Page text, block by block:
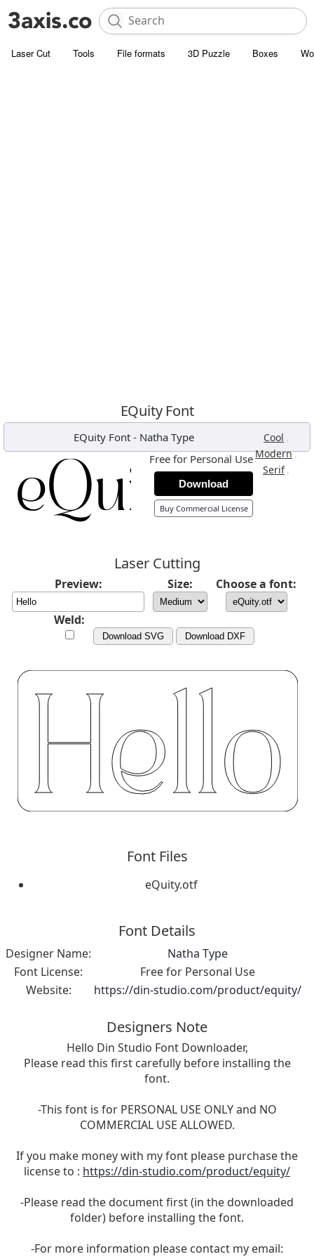
Laser Cut Tools File formats 3D Puzzle Boxes
EQuity Font
EQuity Font - Natha Type Cool ,
Modern,
Serif ,
Free for Personal Use
Download
Buy Commercial License
Laser Cutting
Preview: Size: Choose a font:
Weld:
Download SVG Download DXF
Font Files
eQuity.otf
Font Details
Designer Name:
Natha Type
Font License:
Free for Personal Use
Website:
https://din-studio.com/product/equity/
Designers Note
Hello Din Studio Font Downloader,
Please read this first carefully before installing the
font.
-This font is for PERSONAL USE ONLY and NO
COMMERCIAL USE ALLOWED.
If you make money with my font please purchase the
license to : https://din-studio.com/product/equity/
-Please read the document first (in the downloaded
folder) before installing the font.
-For more information please contact my email: